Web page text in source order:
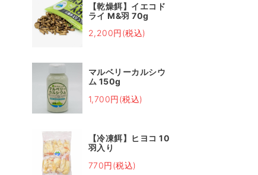
【乾燥餌】イエコド
ライ M&羽 70g
2,200円(税込)
マルベリーカルシウ
ム 150g
1,700円(税込)
【冷凍餌】ヒヨコ 10
羽入り
770円(税込)